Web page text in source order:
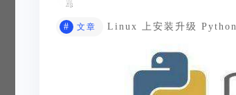
# 文章 Linux 上安装升级 Python